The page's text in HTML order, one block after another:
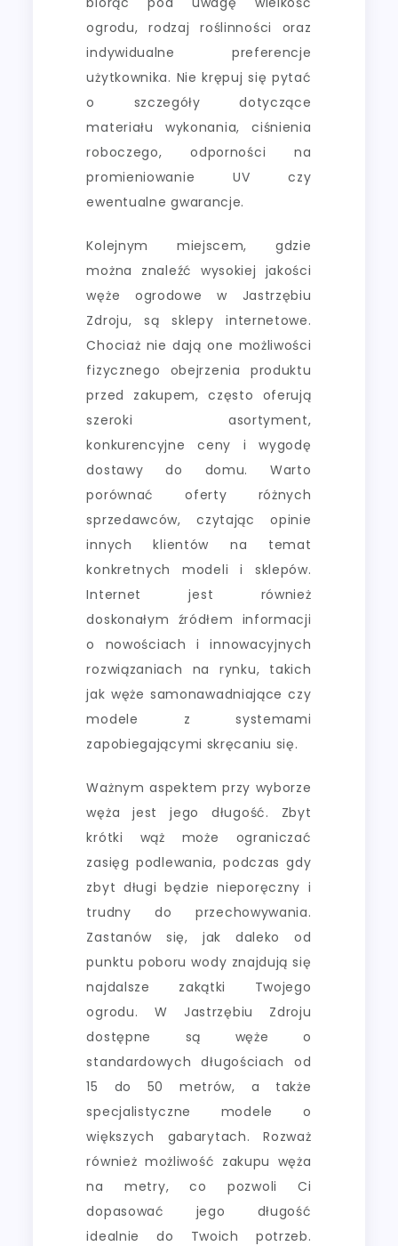
ogrodu, rodzaj roślinności oraz
indywidualne preferencje
użytkownika. Nie krępuj się pytać
o szczegóły dotyczące
materiału wykonania, ciśnienia
roboczego, odporności na
promieniowanie UV czy
ewentualne gwarancje.
Kolejnym miejscem, gdzie
można znaleźć wysokiej jakości
węże ogrodowe w Jastrzębiu
Zdroju, są sklepy internetowe.
Chociaż nie dają one możliwości
fizycznego obejrzenia produktu
przed zakupem, często oferują
szeroki asortyment,
konkurencyjne ceny i wygodę
dostawy do domu. Warto
porównać oferty różnych
sprzedawców, czytając opinie
innych klientów na temat
konkretnych modeli i sklepów.
Internet jest również
doskonałym źródłem informacji
o nowościach i innowacyjnych
rozwiązaniach na rynku, takich
jak węże samonawadniające czy
modele z systemami
zapobiegającymi skręcaniu się.
Ważnym aspektem przy wyborze
węża jest jego długość. Zbyt
krótki wąż może ograniczać
zasięg podlewania, podczas gdy
zbyt długi będzie nieporęczny i
trudny do przechowywania.
Zastanów się, jak daleko od
punktu poboru wody znajdują się
najdalsze zakątki Twojego
ogrodu. W Jastrzębiu Zdroju
dostępne są węże o
standardowych długościach od
15 do 50 metrów, a także
specjalistyczne modele o
większych gabarytach. Rozważ
również możliwość zakupu węża
na metry, co pozwoli Ci
dopasować jego długość
idealnie do Twoich potrzeb.